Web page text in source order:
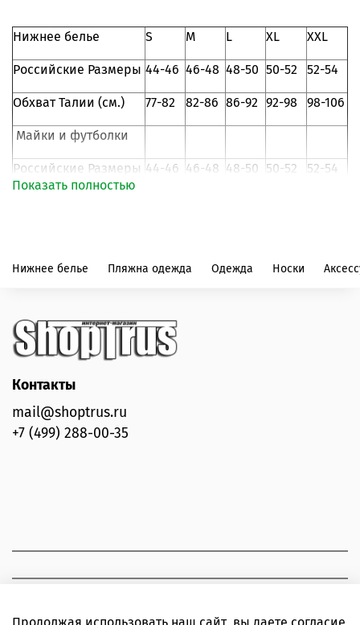
Нижнее белье S M L XL XXL
Российские Размеры 44-46 46-48 48-50 50-52 52-54
Обхват Талии (см.) 77-82 82-86 86-92 92-98 98-106
Майки и футболки
Российские Размеры 44-46 46-48 48-50 50-52 52-54
Показать полностью
Нижнее белье Пляжна одежда Одежда Носки
Контакты
mail@shoptrus.ru
+7 (499) 288-00-35